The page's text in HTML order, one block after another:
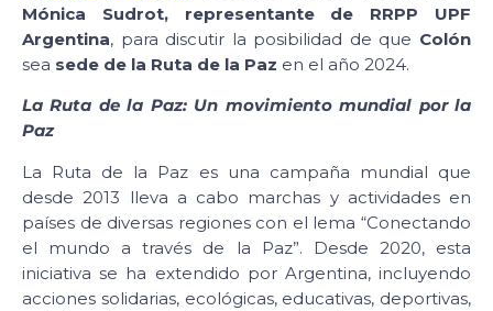
Mónica Sudrot, representante de RRPP UPF
Argentina, para discutir la posibilidad de que Colón
sea sede de la Ruta de la Paz en el año 2024.
La Ruta de la Paz: Un movimiento mundial por la
Paz
La Ruta de la Paz es una campaña mundial que
desde 2013 lleva a cabo marchas y actividades en
países de diversas regiones con el lema “Conectando
el mundo a través de la Paz”. Desde 2020, esta
iniciativa se ha extendido por Argentina, incluyendo
acciones solidarias, ecológicas, educativas, deportivas,